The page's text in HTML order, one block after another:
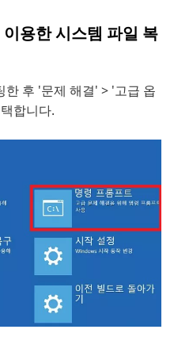
용한 시스템 파일 복
한 후 '문제 해결' > '고급 옵
합니다.